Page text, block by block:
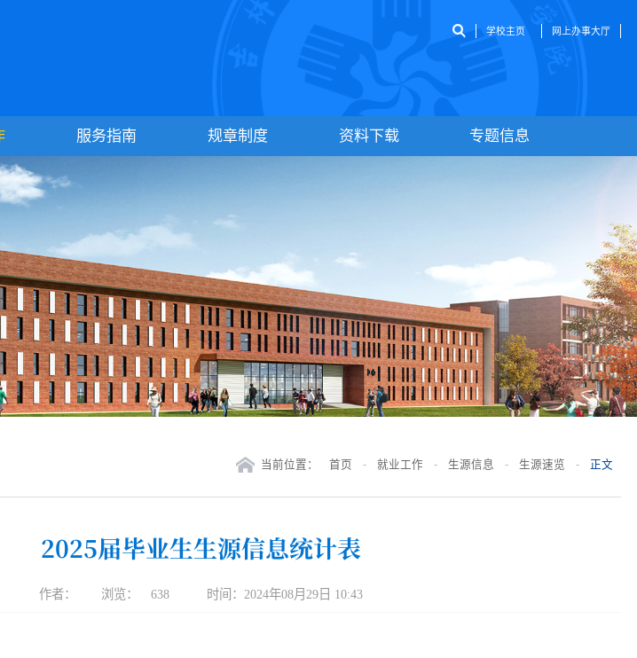
学校主页 网上办事大厅
服务指南 规章制度 资料下载 专题信息
当前位置： 首页 - 就业工作 - 生源信息 - 生源速览 - 正文
2025届毕业生生源信息统计表
作者： 浏览： 638 时间：2024年08月29日 10:43